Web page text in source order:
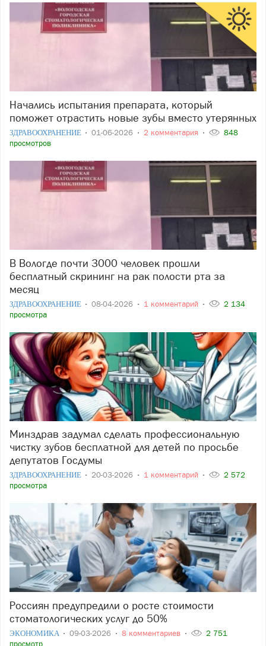
Начались испытания препарата, который
поможет отрастить новые зубы вместо утерянных
ЗДРАВООХРАНЕНИЕ 01-06-2026 2 комментария
848
просмотров
В Вологде почти 3000 человек прошли
бесплатный скрининг на рак полости рта за
месяц
ЗДРАВООХРАНЕНИЕ 08-04-2026 1 комментарий
2 134
просмотра
Минздрав задумал сделать профессиональную
чистку зубов бесплатной для детей по просьбе
депутатов Госдумы
ЗДРАВООХРАНЕНИЕ 20-03-2026 1 комментарий
2 572
просмотра
Россиян предупредили о росте стоимости
стоматологических услуг до 50%
ЭКОНОМИКА 09-03-2026 8 комментариев
2 751
просмотр